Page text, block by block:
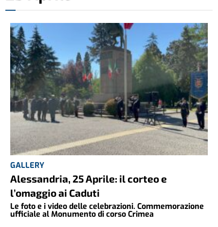
GALLERY
Alessandria, 25 Aprile: il corteo e
l’omaggio ai Caduti
Le foto e i video delle celebrazioni. Commemorazione
ufficiale al Monumento di corso Crimea